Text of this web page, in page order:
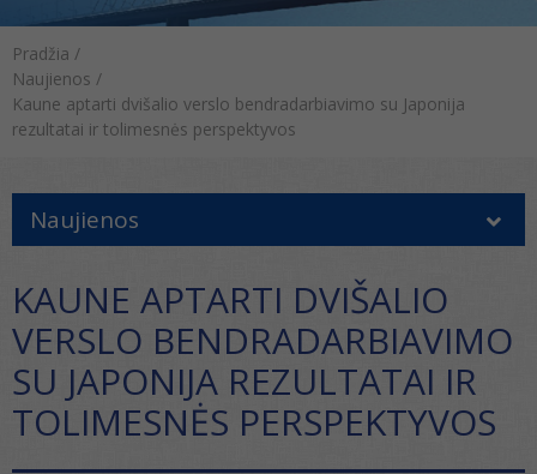
Pradžia /
Naujienos /
Kaune aptarti dvišalio verslo bendradarbiavimo su Japonija
rezultatai ir tolimesnės perspektyvos
Naujienos
KAUNE APTARTI DVIŠALIO
VERSLO BENDRADARBIAVIMO
SU JAPONIJA REZULTATAI IR
TOLIMESNĖS PERSPEKTYVOS